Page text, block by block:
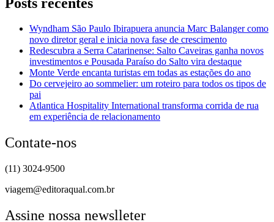
Wyndham São Paulo Ibirapuera anuncia Marc Balanger como
novo diretor geral e inicia nova fase de crescimento
Redescubra a Serra Catarinense: Salto Caveiras ganha novos
investimentos e Pousada Paraíso do Salto vira destaque
Monte Verde encanta turistas em todas as estações do ano
Do cervejeiro ao sommelier: um roteiro para todos os tipos de
pai
Atlantica Hospitality International transforma corrida de rua
em experiência de relacionamento
Contate-nos
(11) 3024-9500
viagem@editoraqual.com.br
Assine nossa newslleter